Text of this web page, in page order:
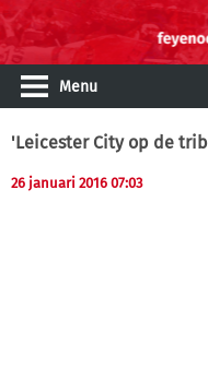
Menu
'Leicester City op de
26 januari 2016 07:03